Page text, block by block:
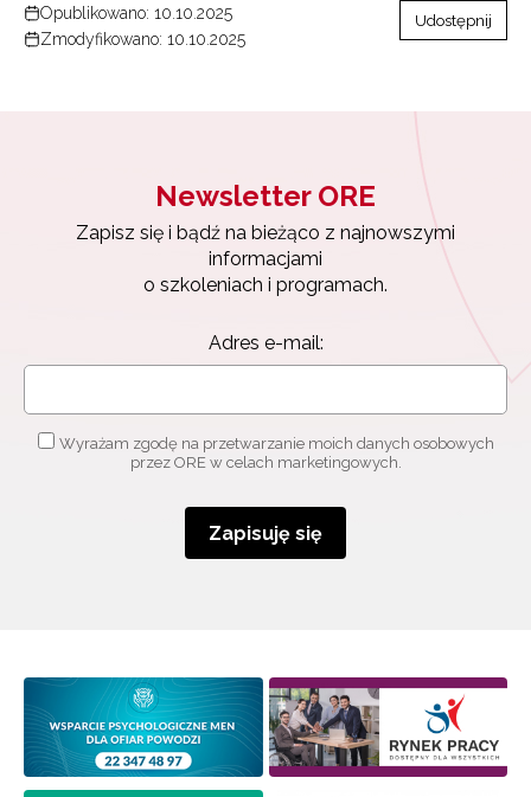
Opublikowano: 10.10.2025
Zmodyfikowano: 10.10.2025
Udostępnij
Newsletter ORE
Zapisz się i bądź na bieżąco z najnowszymi
informacjami
o szkoleniach i programach.
Adres e-mail:
Wyrażam zgodę na przetwarzanie moich danych osobowych
przez ORE w celach marketingowych.
Zapisuję się